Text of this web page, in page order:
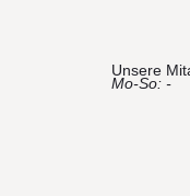
Unsere
Mo-So: -